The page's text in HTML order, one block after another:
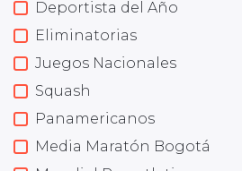
Deportista del Año
Eliminatorias
Juegos Nacionales
Squash
Panamericanos
Media Maratón Bogotá